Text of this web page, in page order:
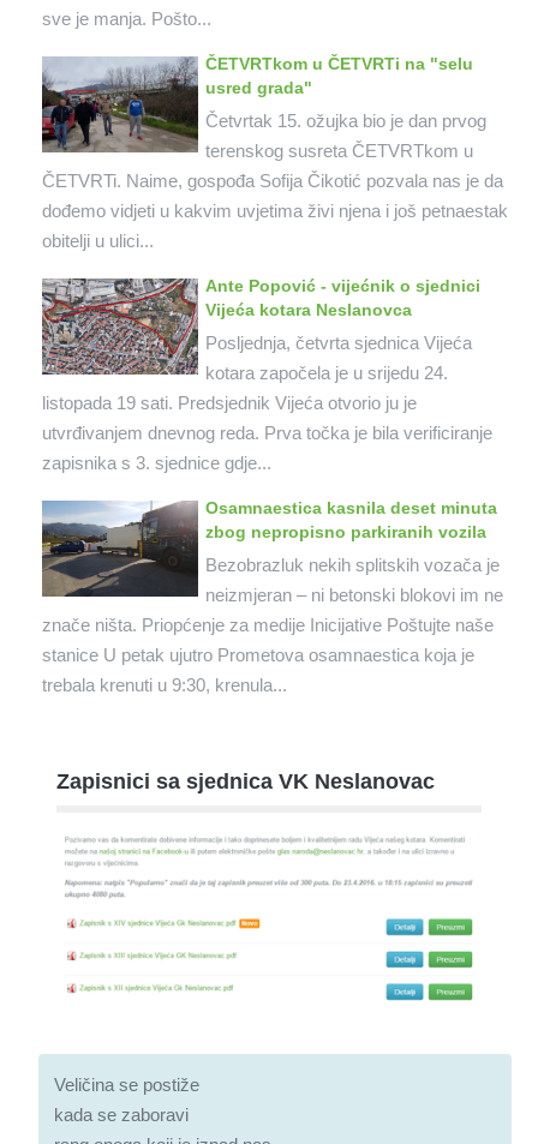
sve je manja. Pošto...
ČETVRTkom u ČETVRTi na "selu
usred grada"
Četvrtak 15. ožujka bio je dan prvog
terenskog susreta ČETVRTkom u
ČETVRTi. Naime, gospođa Sofija Čikotić pozvala nas je da
dođemo vidjeti u kakvim uvjetima živi njena i još petnaestak
obitelji u ulici...
Ante Popović - vijećnik o sjednici
Vijeća kotara Neslanovca
Posljednja, četvrta sjednica Vijeća
kotara započela je u srijedu 24.
listopada 19 sati. Predsjednik Vijeća otvorio ju je
utvrđivanjem dnevnog reda. Prva točka je bila verificiranje
zapisnika s 3. sjednice gdje...
Osamnaestica kasnila deset minuta
zbog nepropisno parkiranih vozila
Bezobrazluk nekih splitskih vozača je
neizmjeran – ni betonski blokovi im ne
znače ništa. Priopćenje za medije Inicijative Poštujte naše
stanice U petak ujutro Prometova osamnaestica koja je
trebala krenuti u 9:30, krenula...
Zapisnici sa sjednica VK Neslanovac
Veličina se postiže
kada se zaboravi